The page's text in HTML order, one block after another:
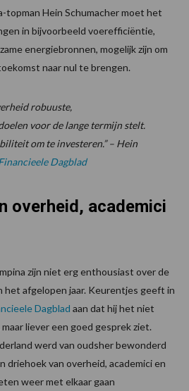
topman Hein Schumacher moet het
in bijvoorbeeld voerefficiëntie,
energiebronnen, mogelijk zijn om
naar nul te brengen.
robuuste,
voor de lange termijn stelt.
om te investeren.” – Hein
Dagblad
overheid, academici
zijn niet erg enthousiast over de
het afgelopen jaar. Keurentjes geeft in
Dagblad aan dat hij het niet
liever een goed gesprek ziet.
werd van oudsher bewonderd
driehoek van overheid, academici en
weer met elkaar gaan